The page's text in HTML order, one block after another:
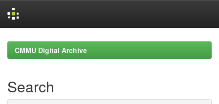
navigationCMMU Digital Archive
Search